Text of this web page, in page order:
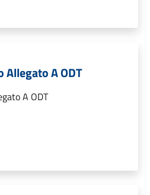
A ODT
A ODT